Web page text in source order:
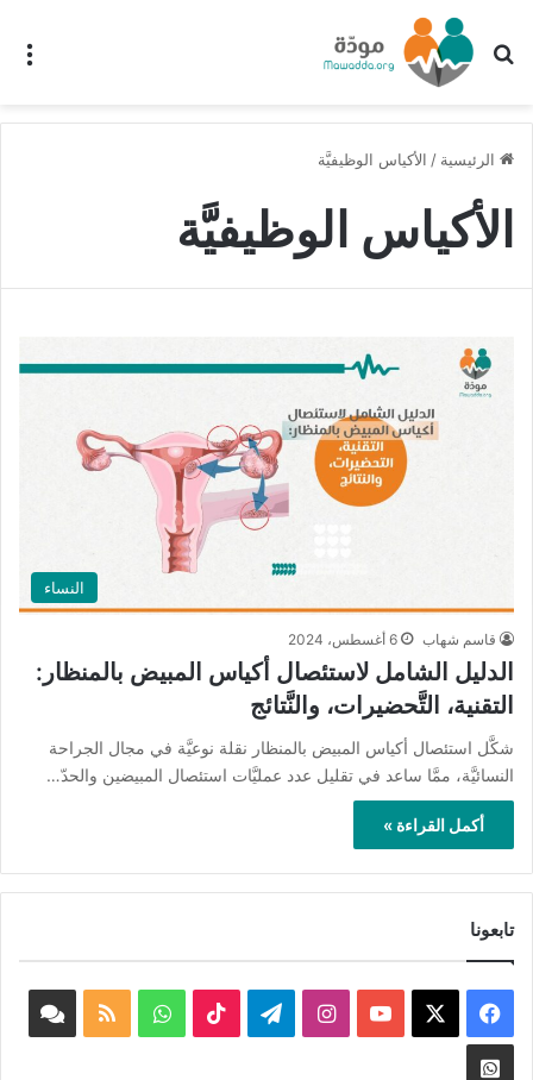
بحث عن
الرئيسية / الأكياس الوظيفيَّة
الأكياس الوظيفيَّة
النساء
قاسم شهاب 6 أغسطس، 2024
الدليل الشامل لاستئصال أكياس المبيض بالمنظار:
التقنية، التَّحضيرات، والنَّتائج
شكَّل استئصال أكياس المبيض بالمنظار نقلة نوعيَّة في مجال الجراحة
النسائيَّة، ممَّا ساعد في تقليل عدد عمليَّات استئصال المبيضين والحدّ…
أكمل القراءة »
تابعونا
فيسبوك ‫YouTubeانستقرامتيلقرام ‫TikTokواتسابملخص
Whatsapp